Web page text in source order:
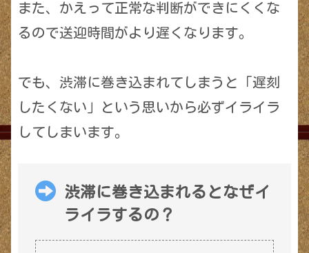
また、かえって正常な判断ができにくくな
るので送迎時間がより遅くなります。
でも、渋滞に巻き込まれてしまうと「遅刻
したくない」という思いから必ずイライラ
してしまいます。
渋滞に巻き込まれるとなぜイ
ライラするの？